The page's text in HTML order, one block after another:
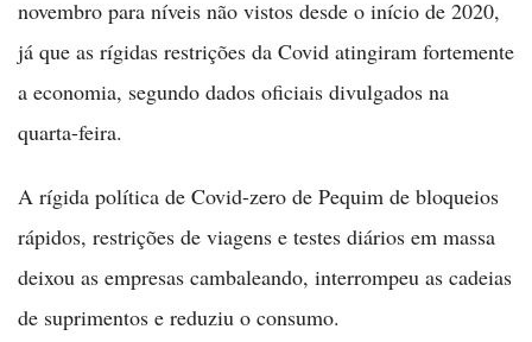
novembro para níveis não vistos desde o início de 2020,
já que as rígidas restrições da Covid atingiram fortemente
a economia, segundo dados oficiais divulgados na
quarta-feira.
A rígida política de Covid-zero de Pequim de bloqueios
rápidos, restrições de viagens e testes diários em massa
deixou as empresas cambaleando, interrompeu as cadeias
de suprimentos e reduziu o consumo.